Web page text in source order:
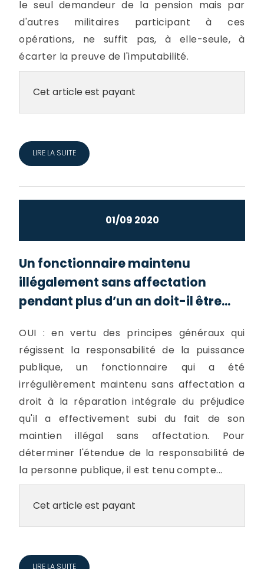
le seul demandeur de la pension mais par
d'autres militaires participant à ces
opérations, ne suffit pas, à elle-seule, à
écarter la preuve de l'imputabilité.
Cet article est payant
LIRE LA SUITE
01/09 2020
Un fonctionnaire maintenu
illégalement sans affectation
pendant plus d’un an doit-il être...
OUI : en vertu des principes généraux qui
régissent la responsabilité de la puissance
publique, un fonctionnaire qui a été
irrégulièrement maintenu sans affectation a
droit à la réparation intégrale du préjudice
qu'il a effectivement subi du fait de son
maintien illégal sans affectation. Pour
déterminer l'étendue de la responsabilité de
la personne publique, il est tenu compte...
Cet article est payant
LIRE LA SUITE